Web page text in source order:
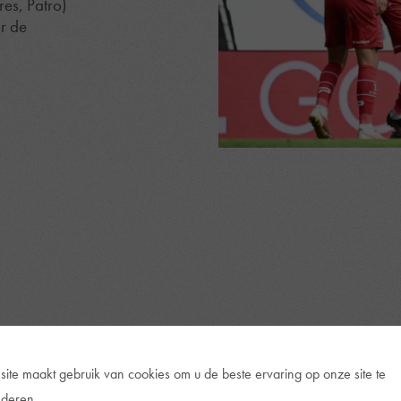
Patro)
de
tickets
maakt gebruik van cookies om u de beste ervaring op onze site te